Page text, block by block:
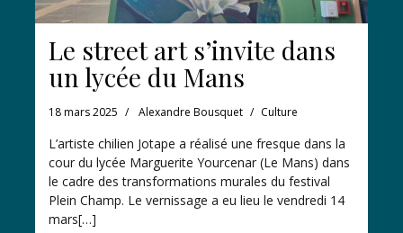
Le street art s’invite dans
un lycée du Mans
18 mars 2025 Alexandre Bousquet Culture
L’artiste chilien Jotape a réalisé une fresque dans la
cour du lycée Marguerite Yourcenar (Le Mans) dans
le cadre des transformations murales du festival
Plein Champ. Le vernissage a eu lieu le vendredi 14
mars[…]